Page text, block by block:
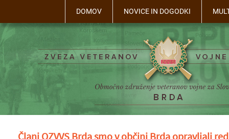
DOMOV NOVICE IN DOGODKI
Člani OZVVS Brda smo v občini Brda opravljali